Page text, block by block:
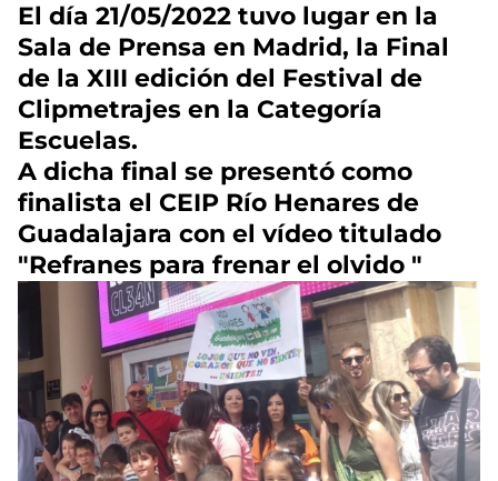
El día 21/05/2022 tuvo lugar en la
Sala de Prensa en Madrid, la Final
de la XIII edición del Festival de
Clipmetrajes en la Categoría
Escuelas.
A dicha final se presentó como
finalista el CEIP Río Henares de
Guadalajara con el vídeo titulado
"Refranes para frenar el olvido "